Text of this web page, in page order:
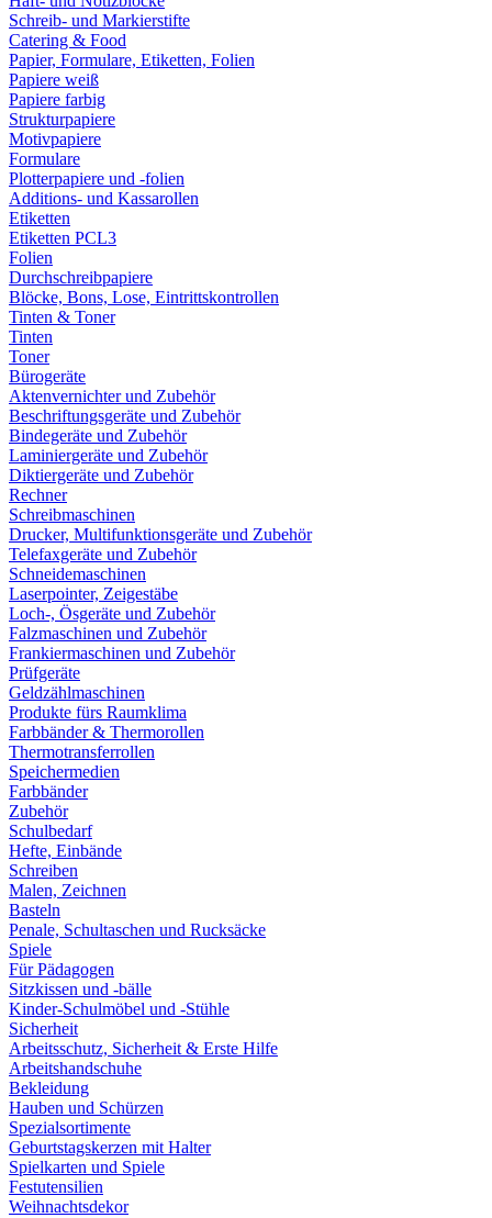
Schreib- und Markierstifte
Catering & Food
Papier, Formulare, Etiketten, Folien
Papiere weiß
Papiere farbig
Strukturpapiere
Motivpapiere
Formulare
Plotterpapiere und -folien
Additions- und Kassarollen
Etiketten
Etiketten PCL3
Folien
Durchschreibpapiere
Blöcke, Bons, Lose, Eintrittskontrollen
Tinten & Toner
Tinten
Toner
Bürogeräte
Aktenvernichter und Zubehör
Beschriftungsgeräte und Zubehör
Bindegeräte und Zubehör
Laminiergeräte und Zubehör
Diktiergeräte und Zubehör
Rechner
Schreibmaschinen
Drucker, Multifunktionsgeräte und Zubehör
Telefaxgeräte und Zubehör
Schneidemaschinen
Laserpointer, Zeigestäbe
Loch-, Ösgeräte und Zubehör
Falzmaschinen und Zubehör
Frankiermaschinen und Zubehör
Prüfgeräte
Geldzählmaschinen
Produkte fürs Raumklima
Farbbänder & Thermorollen
Thermotransferrollen
Speichermedien
Farbbänder
Zubehör
Schulbedarf
Hefte, Einbände
Schreiben
Malen, Zeichnen
Basteln
Penale, Schultaschen und Rucksäcke
Spiele
Für Pädagogen
Sitzkissen und -bälle
Kinder-Schulmöbel und -Stühle
Sicherheit
Arbeitsschutz, Sicherheit & Erste Hilfe
Arbeitshandschuhe
Bekleidung
Hauben und Schürzen
Spezialsortimente
Geburtstagskerzen mit Halter
Spielkarten und Spiele
Festutensilien
Weihnachtsdekor